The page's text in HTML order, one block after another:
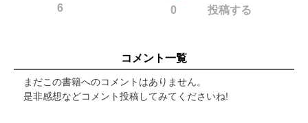
お手軽グルメ
サステナブル
もっと楽しみたい！
6 0 投稿する
コメント一覧
まだこの書籍へのコメントはありません。
是非感想などコメント投稿してみてくださいね!